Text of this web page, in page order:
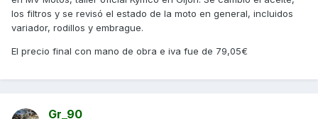
los filtros y se revisó el estado de la moto en general, incluidos
variador, rodillos y embrague.
El precio final con mano de obra e iva fue de 79,05€
Gr_90